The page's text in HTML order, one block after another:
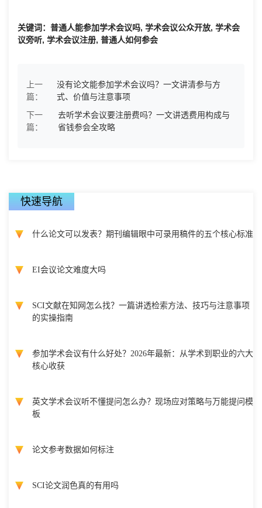
关键词：普通人能参加学术会议吗, 学术会议公众开放, 学术会
议旁听, 学术会议注册, 普通人如何参会
上一
篇：
没有论文能参加学术会议吗？一文讲清参与方
式、价值与注意事项
下一
篇：
去听学术会议要注册费吗？一文讲透费用构成与
省钱参会全攻略
快速导航
什么论文可以发表？期刊编辑眼中可录用稿件的五个核心标准
EI会议论文难度大吗
SCI文献在知网怎么找？一篇讲透检索方法、技巧与注意事项
的实操指南
参加学术会议有什么好处？2026年最新：从学术到职业的六大
核心收获
英文学术会议听不懂提问怎么办？现场应对策略与万能提问模
板
论文参考数据如何标注
SCI论文润色真的有用吗